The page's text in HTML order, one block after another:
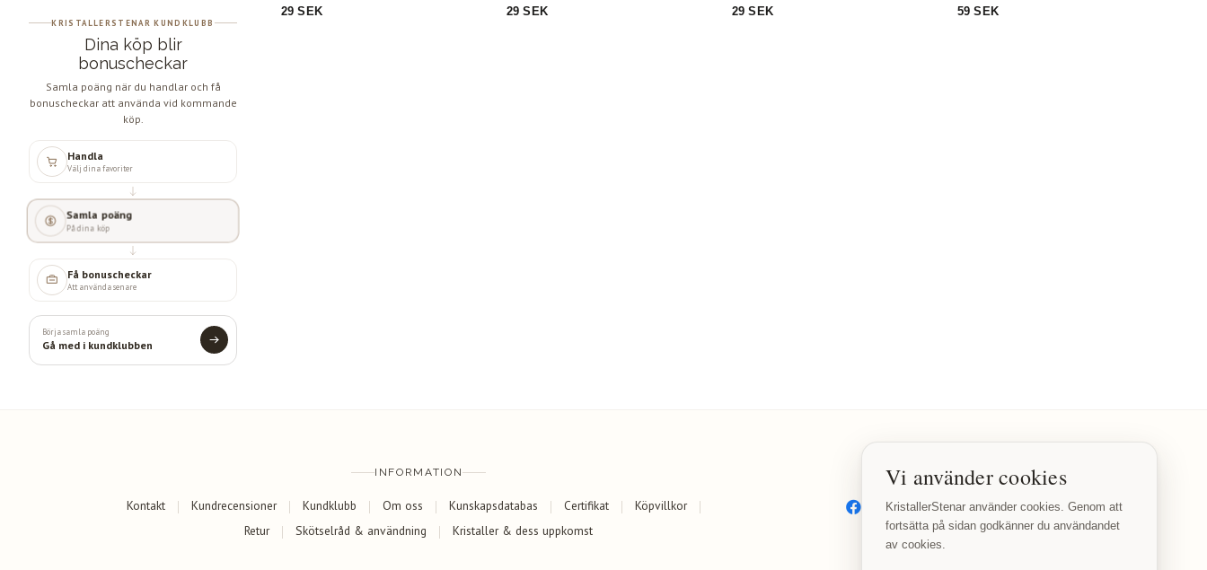
KRISTALLERSTENAR KUNDKLUBB
Dina köp blir
bonuscheckar
Samla poäng när du handlar och få
bonuscheckar att använda vid kommande
köp.
Handla
Välj dina favoriter
Samla poäng
På dina köp
Få bonuscheckar
Att använda senare
Börja samla poäng
Gå med i kundklubben
29 SEK
29 SEK
59 SEK
29 SEK
INFORMATION
Kontakt Kundrecensioner Kundklubb Om oss Kunskapsdatabas Certifikat
Köpvillkor
Retur
Skötselråd & användning Kristaller & dess uppkomst
SOCIALA MEDIER
Facebook Instagram
Vi använder cookies
KristallerStenar använder cookies. Genom att
fortsätta på sidan godkänner du användandet
av cookies.